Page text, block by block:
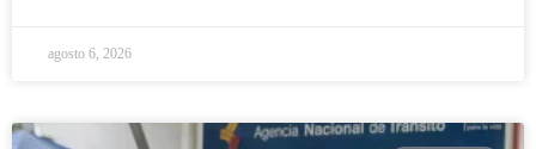
agosto 6, 2026